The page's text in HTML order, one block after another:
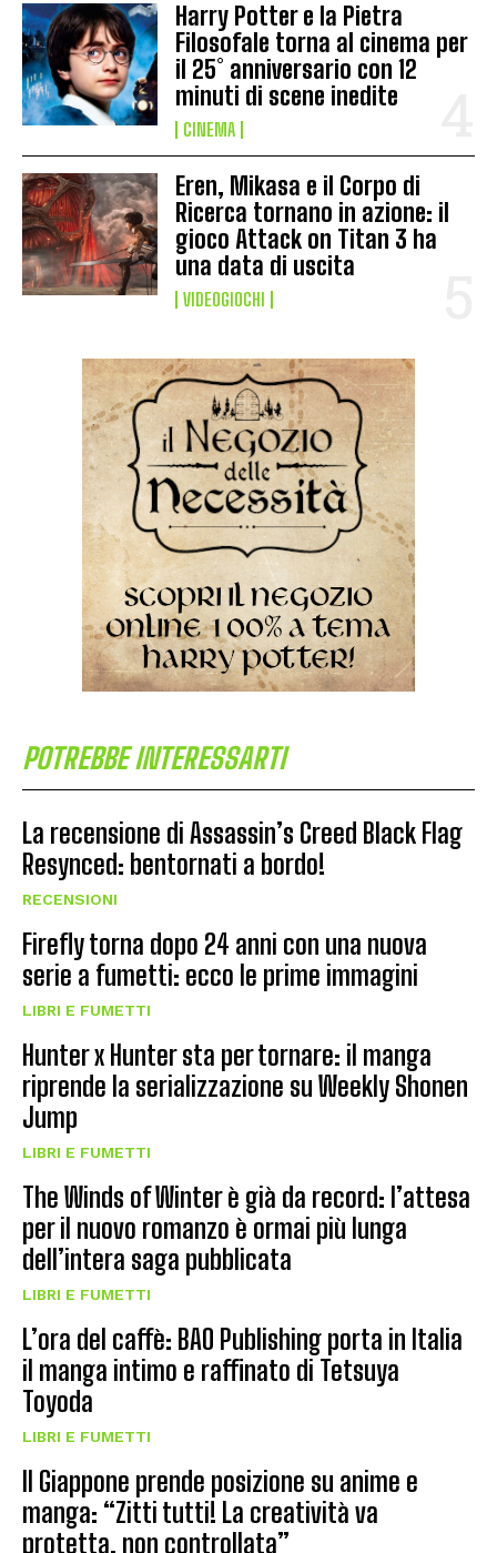
Harry Potter e la Pietra
Filosofale torna al cinema per
il 25° anniversario con 12
minuti di scene inedite
CINEMA
Eren, Mikasa e il Corpo di
Ricerca tornano in azione: il
gioco Attack on Titan 3 ha
una data di uscita
VIDEOGIOCHI
POTREBBE INTERESSARTI
La recensione di Assassin’s Creed Black Flag
Resynced: bentornati a bordo!
RECENSIONI
Firefly torna dopo 24 anni con una nuova
serie a fumetti: ecco le prime immagini
LIBRI E FUMETTI
Hunter x Hunter sta per tornare: il manga
riprende la serializzazione su Weekly Shonen
Jump
LIBRI E FUMETTI
The Winds of Winter è già da record: l’attesa
per il nuovo romanzo è ormai più lunga
dell’intera saga pubblicata
LIBRI E FUMETTI
L’ora del caffè: BAO Publishing porta in Italia
il manga intimo e raffinato di Tetsuya
Toyoda
LIBRI E FUMETTI
Il Giappone prende posizione su anime e
manga: “Zitti tutti! La creatività va
protetta, non controllata”